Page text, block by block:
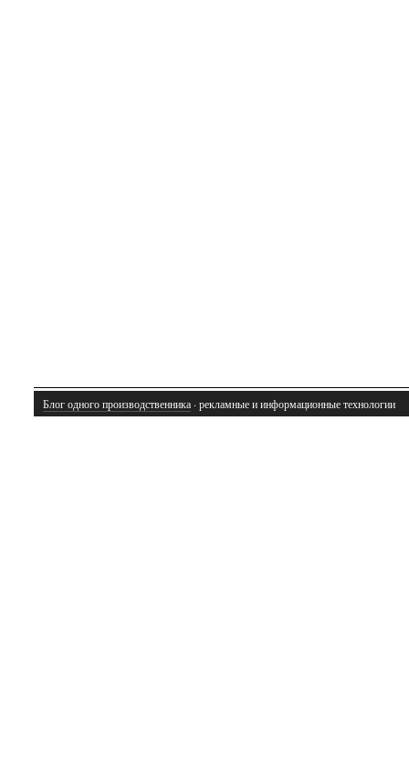
Блог одного производственника · рекламные и информационные технологии